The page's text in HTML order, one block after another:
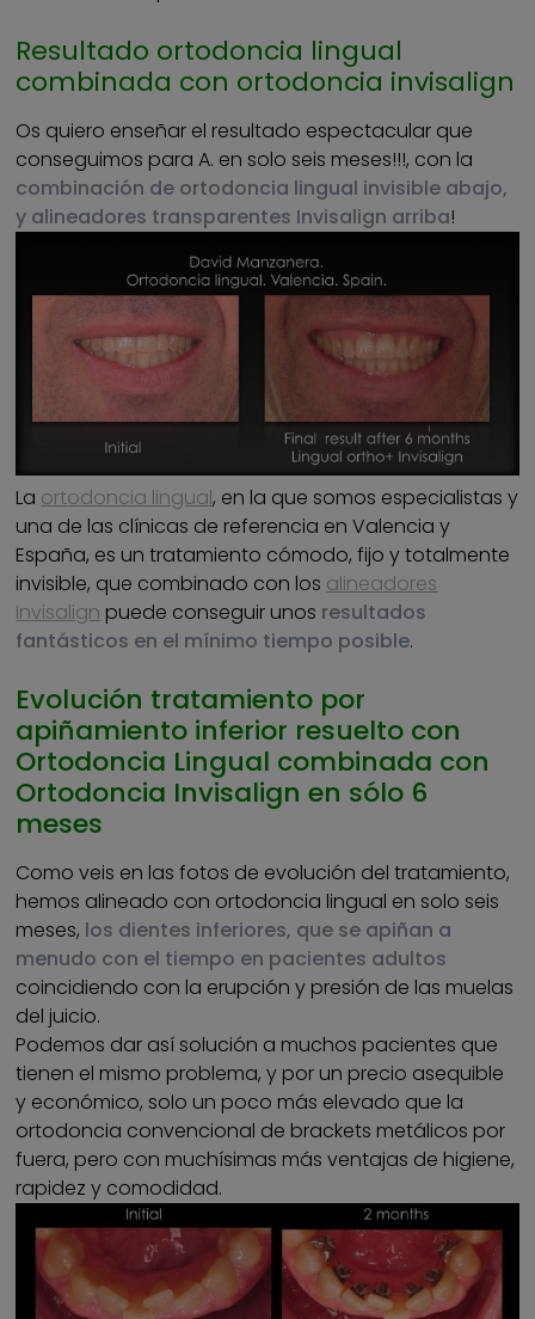
Resultado ortodoncia lingual
combinada con ortodoncia invisalign
Os quiero enseñar el resultado espectacular que
conseguimos para A. en solo seis meses!!!, con la
combinación de ortodoncia lingual invisible abajo,
y alineadores transparentes Invisalign arriba!
La ortodoncia lingual, en la que somos especialistas y
una de las clínicas de referencia en Valencia y
España, es un tratamiento cómodo, fijo y totalmente
invisible, que combinado con los alineadores
Invisalign puede conseguir unos resultados
fantásticos en el mínimo tiempo posible.
Evolución tratamiento por
apiñamiento inferior resuelto con
Ortodoncia Lingual combinada con
Ortodoncia Invisalign en sólo 6
meses
Como veis en las fotos de evolución del tratamiento,
hemos alineado con ortodoncia lingual en solo seis
meses, los dientes inferiores, que se apiñan a
menudo con el tiempo en pacientes adultos
coincidiendo con la erupción y presión de las muelas
del juicio.
Podemos dar así solución a muchos pacientes que
tienen el mismo problema, y por un precio asequible
y económico, solo un poco más elevado que la
ortodoncia convencional de brackets metálicos por
fuera, pero con muchísimas más ventajas de higiene,
rapidez y comodidad.